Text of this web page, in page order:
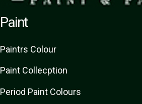
Paint
Paintrs Colour
Paint Collecption
Period Paint Colours